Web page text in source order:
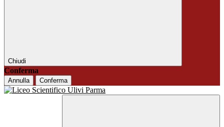
Chiudi
Conferma
Annulla Conferma